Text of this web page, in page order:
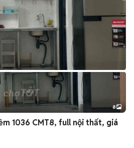
+2
8
1036 CMT8, full nội thất, giá